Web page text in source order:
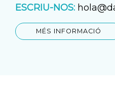
ESCRIU-NOS:
MÉS INFORMACIÓ